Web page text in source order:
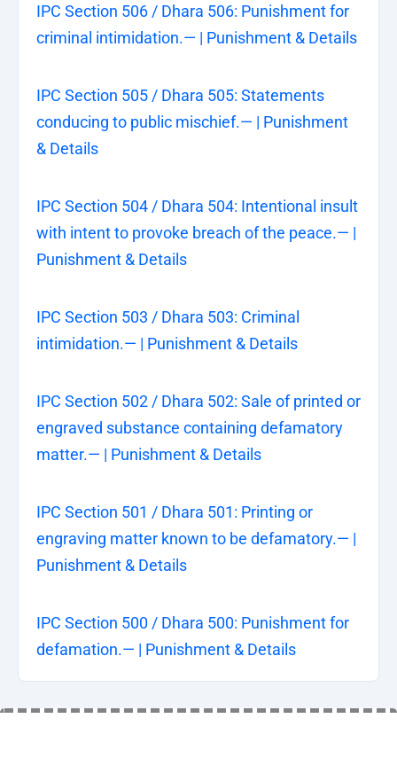
IPC Section 506 / Dhara 506: Punishment for
criminal intimidation.— | Punishment & Details
IPC Section 505 / Dhara 505: Statements
conducing to public mischief.— | Punishment
& Details
IPC Section 504 / Dhara 504: Intentional insult
with intent to provoke breach of the peace.— |
Punishment & Details
IPC Section 503 / Dhara 503: Criminal
intimidation.— | Punishment & Details
IPC Section 502 / Dhara 502: Sale of printed or
engraved substance containing defamatory
matter.— | Punishment & Details
IPC Section 501 / Dhara 501: Printing or
engraving matter known to be defamatory.— |
Punishment & Details
IPC Section 500 / Dhara 500: Punishment for
defamation.— | Punishment & Details